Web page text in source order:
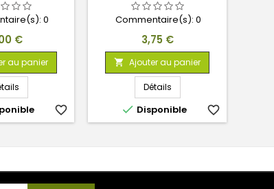
0
€
au panier
favorite_border
Commentaire(s): 0
Prix
3,75 €
 Ajouter au panier
Détails
 Disponible favorite_border